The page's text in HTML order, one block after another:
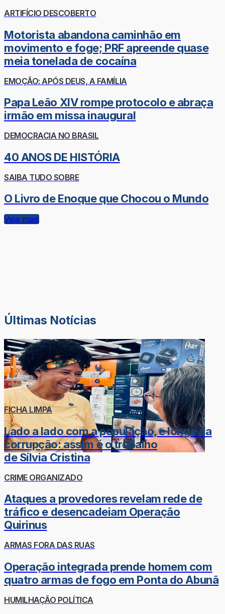
ARTIFÍCIO DESCOBERTO
Motorista abandona caminhão em
movimento e foge; PRF apreende quase
meia tonelada de cocaína
EMOÇÃO: APÓS DEUS, A FAMÍLIA
Papa Leão XIV rompe protocolo e abraça
irmão em missa inaugural
DEMOCRACIA NO BRASIL
40 ANOS DE HISTÓRIA
SAIBA TUDO SOBRE
O Livro de Enoque que Chocou o Mundo
Veja mais
Últimas Notícias
FICHA LIMPA
Lado a lado com a população, e longe da
corrupção: assim é o trabalho
de Sílvia Cristina
CRIME ORGANIZADO
Ataques a provedores revelam rede de
tráfico e desencadeiam Operação
Quirinus
ARMAS FORA DAS RUAS
Operação integrada prende homem com
quatro armas de fogo em Ponta do Abunã
HUMILHAÇÃO POLÍTICA